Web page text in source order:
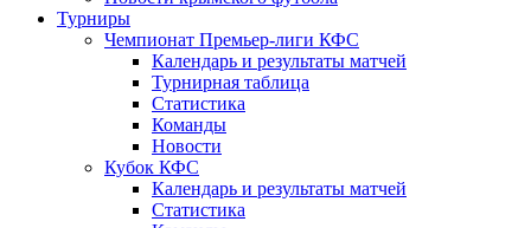
Турниры
Чемпионат Премьер-лиги КФС
Календарь и результаты матчей
Турнирная таблица
Статистика
Команды
Новости
Кубок КФС
Календарь и результаты матчей
Статистика